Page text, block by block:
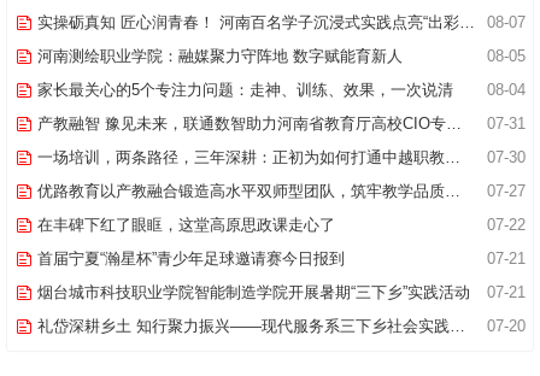
08-07
实操砺真知 匠心润青春！ 河南百名学子沉浸式实践点亮“出彩中原”实践路
08-05
河南测绘职业学院：融媒聚力守阵地 数字赋能育新人
08-04
家长最关心的5个专注力问题：走神、训练、效果，一次说清
07-31
产教融智 豫见未来，联通数智助力河南省教育厅高校CIO专题研究班共探AI赋能高等教育新路径
07-30
一场培训，两条路径，三年深耕：正初为如何打通中越职教合作的“最后一公里”
07-27
优路教育以产教融合锻造高水平双师型团队，筑牢教学品质基石
07-22
在丰碑下红了眼眶，这堂高原思政课走心了
07-21
首届宁夏“瀚星杯”青少年足球邀请赛今日报到
07-21
烟台城市科技职业学院智能制造学院开展暑期“三下乡”实践活动
07-20
礼岱深耕乡土 知行聚力振兴——现代服务系三下乡社会实践综述